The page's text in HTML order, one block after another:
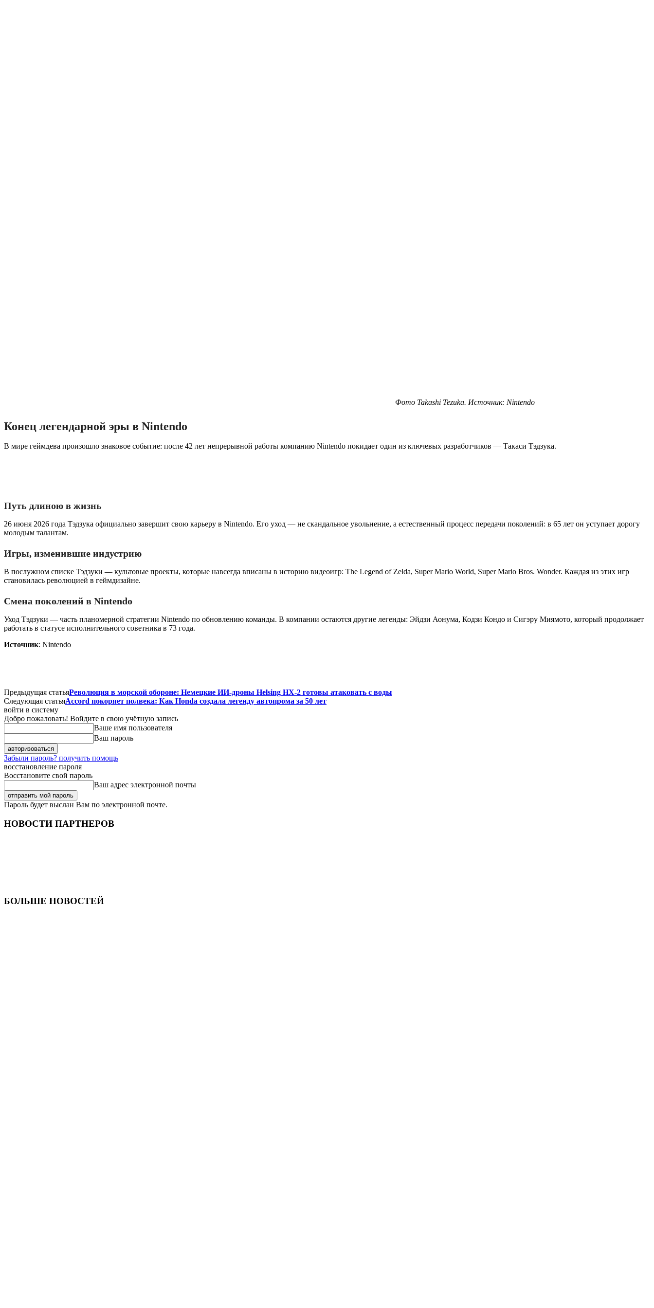
Фото Takashi Tezuka. Источник: Nintendo
Конец легендарной эры в Nintendo
В мире геймдева произошло знаковое событие: после 42 лет непрерывной работы компанию Nintendo покидает один из ключевых разработчиков — Такаси Тэдзука.
Путь длиною в жизнь
26 июня 2026 года Тэдзука официально завершит свою карьеру в Nintendo. Его уход — не скандальное увольнение, а естественный процесс передачи поколений: в 65 лет он уступает дорогу
молодым талантам.
Игры, изменившие индустрию
В послужном списке Тэдзуки — культовые проекты, которые навсегда вписаны в историю видеоигр: The Legend of Zelda, Super Mario World, Super Mario Bros. Wonder. Каждая из этих игр
становилась революцией в геймдизайне.
Смена поколений в Nintendo
Уход Тэдзуки — часть планомерной стратегии Nintendo по обновлению команды. В компании остаются другие легенды: Эйдзи Аонума, Кодзи Кондо и Сигэру Миямото, который продолжает
работать в статусе исполнительного советника в 73 года.
Источник: Nintendo
Предыдущая статьяРеволюция в морской обороне: Немецкие ИИ-дроны Helsing HX-2 готовы атаковать с воды
Следующая статьяAccord покоряет полвека: Как Honda создала легенду автопрома за 50 лет
войти в систему
Добро пожаловать! Войдите в свою учётную запись
Ваше имя пользователя
Ваш пароль
Забыли пароль? получить помощь
восстановление пароля
Восстановите свой пароль
Ваш адрес электронной почты
Пароль будет выслан Вам по электронной почте.
НОВОСТИ ПАРТНЕРОВ
БОЛЬШЕ НОВОСТЕЙ